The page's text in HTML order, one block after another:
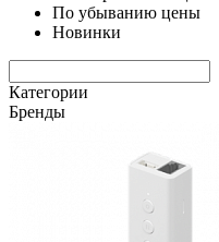
По убыванию цены
Новинки
Категории
Бренды